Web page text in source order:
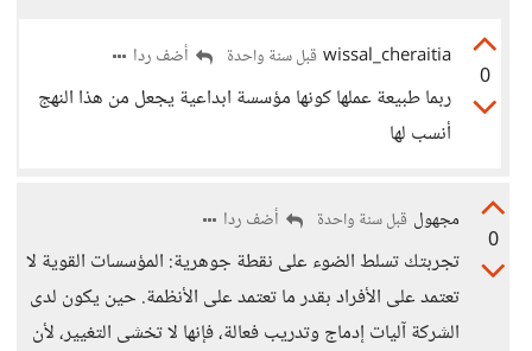
0
wissal_cheraitia قبل سنة واحدة أضف ردا
ربما طبيعة عملها كونها مؤسسة ابداعية يجعل من هذا النهج
أنسب لها
0
مجهول قبل سنة واحدة أضف ردا
تجربتك تسلط الضوء على نقطة جوهرية: المؤسسات القوية لا
تعتمد على الأفراد بقدر ما تعتمد على الأنظمة. حين يكون لدى
الشركة آليات إدماج وتدريب فعالة، فإنها لا تخشى التغيير، لأن